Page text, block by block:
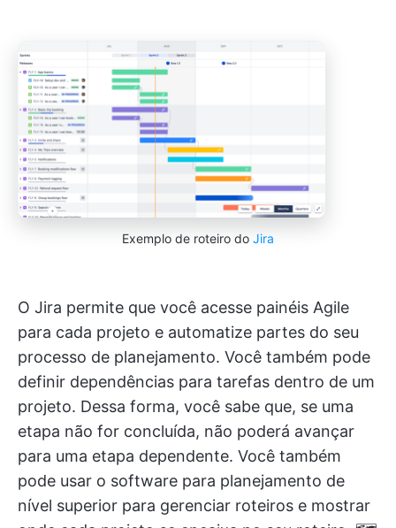
Exemplo de roteiro do Jira
O Jira permite que você acesse painéis Agile
para cada projeto e automatize partes do seu
processo de planejamento. Você também pode
definir dependências para tarefas dentro de um
projeto. Dessa forma, você sabe que, se uma
etapa não for concluída, não poderá avançar
para uma etapa dependente. Você também
pode usar o software para planejamento de
nível superior para gerenciar roteiros e mostrar